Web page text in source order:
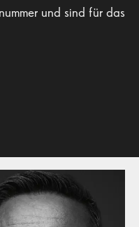
und sind für das